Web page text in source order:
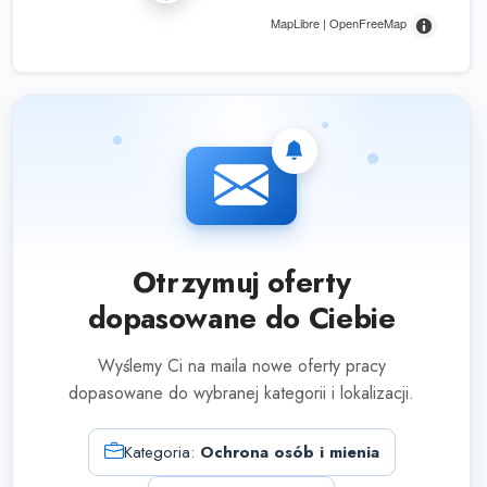
MapLibre | OpenFreeMap
Otrzymuj oferty
dopasowane do Ciebie
Wyślemy Ci na maila nowe oferty pracy
dopasowane do wybranej kategorii i lokalizacji.
Kategoria: Ochrona osób i mienia